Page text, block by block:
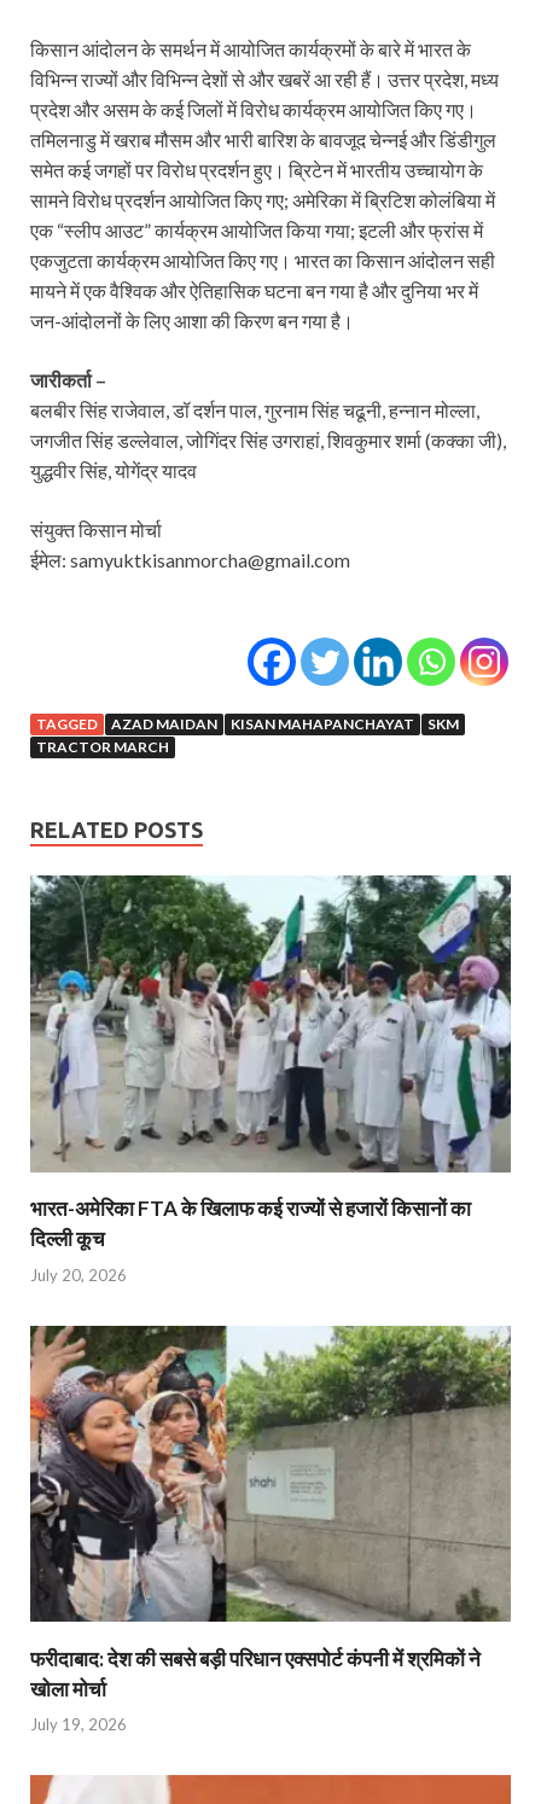
किसान आंदोलन के समर्थन में आयोजित कार्यक्रमों के बारे में भारत के
विभिन्न राज्यों और विभिन्न देशों से और खबरें आ रही हैं। उत्तर प्रदेश, मध्य
प्रदेश और असम के कई जिलों में विरोध कार्यक्रम आयोजित किए गए।
तमिलनाडु में खराब मौसम और भारी बारिश के बावजूद चेन्नई और डिंडीगुल
समेत कई जगहों पर विरोध प्रदर्शन हुए। ब्रिटेन में भारतीय उच्चायोग के
सामने विरोध प्रदर्शन आयोजित किए गए; अमेरिका में ब्रिटिश कोलंबिया में
एक “स्लीप आउट” कार्यक्रम आयोजित किया गया; इटली और फ्रांस में
एकजुटता कार्यक्रम आयोजित किए गए। भारत का किसान आंदोलन सही
मायने में एक वैश्विक और ऐतिहासिक घटना बन गया है और दुनिया भर में
जन-आंदोलनों के लिए आशा की किरण बन गया है।
जारीकर्ता –
बलबीर सिंह राजेवाल, डॉ दर्शन पाल, गुरनाम सिंह चढूनी, हन्नान मोल्ला,
जगजीत सिंह डल्लेवाल, जोगिंदर सिंह उगराहां, शिवकुमार शर्मा (कक्का जी),
युद्धवीर सिंह, योगेंद्र यादव
संयुक्त किसान मोर्चा
ईमेल: samyuktkisanmorcha@gmail.com
TAGGED AZAD MAIDAN KISAN MAHAPANCHAYAT
SKM
TRACTOR MARCH
RELATED POSTS
भारत-अमेरिका FTA के खिलाफ कई राज्यों से हजारों किसानों का
दिल्ली कूच
July 20, 2026
फरीदाबाद: देश की सबसे बड़ी परिधान एक्सपोर्ट कंपनी में श्रमिकों ने
खोला मोर्चा
July 19, 2026